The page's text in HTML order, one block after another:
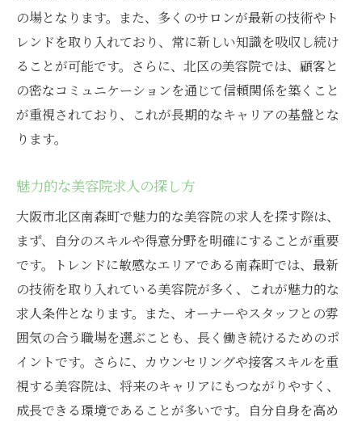
の場となります。また、多くのサロンが最新の技術やト
レンドを取り入れており、常に新しい知識を吸収し続け
ることが可能です。さらに、北区の美容院では、顧客と
の密なコミュニケーションを通じて信頼関係を築くこと
が重視されており、これが長期的なキャリアの基盤とな
ります。
魅力的な美容院求人の探し方
大阪市北区南森町で魅力的な美容院の求人を探す際は、
まず、自分のスキルや得意分野を明確にすることが重要
です。トレンドに敏感なエリアである南森町では、最新
の技術を取り入れている美容院が多く、これが魅力的な
求人条件となります。また、オーナーやスタッフとの雰
囲気の合う職場を選ぶことも、長く働き続けるためのポ
イントです。さらに、カウンセリングや接客スキルを重
視する美容院は、将来のキャリアにもつながりやすく、
成長できる環境であることが多いです。自分自身を高め